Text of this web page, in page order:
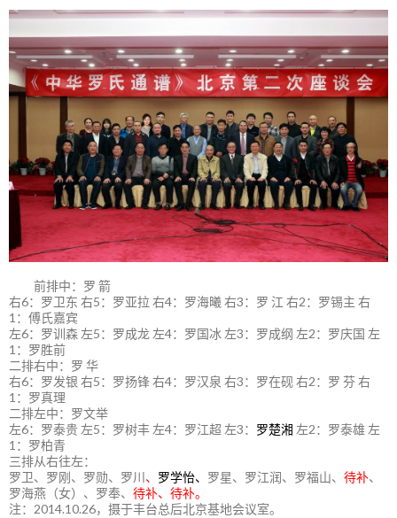
前排中：罗 箭
右6：罗卫东 右5：罗亚拉 右4：罗海曦 右3：罗 江 右2：罗锡主 右
1：傅氏嘉宾
左6：罗训森 左5：罗成龙 左4：罗国冰 左3：罗成纲 左2：罗庆国 左
1：罗胜前
二排右中：罗 华
右6：罗发银 右5：罗扬锋 右4：罗汉泉 右3：罗在砚 右2：罗 芬 右
1：罗真理
二排左中：罗文举
左6：罗泰贵 左5：罗树丰 左4：罗江超 左3： 罗楚湘 左2：罗泰雄 左
1：罗柏青
三排从右往左：
罗卫、罗刚、罗勋、罗川 、 罗学怡、 罗星、罗江润、罗福山、 待补、
罗海燕（女）、罗奉、 待补、待补。
注：2014.10.26，摄于丰台总后北京基地会议室。